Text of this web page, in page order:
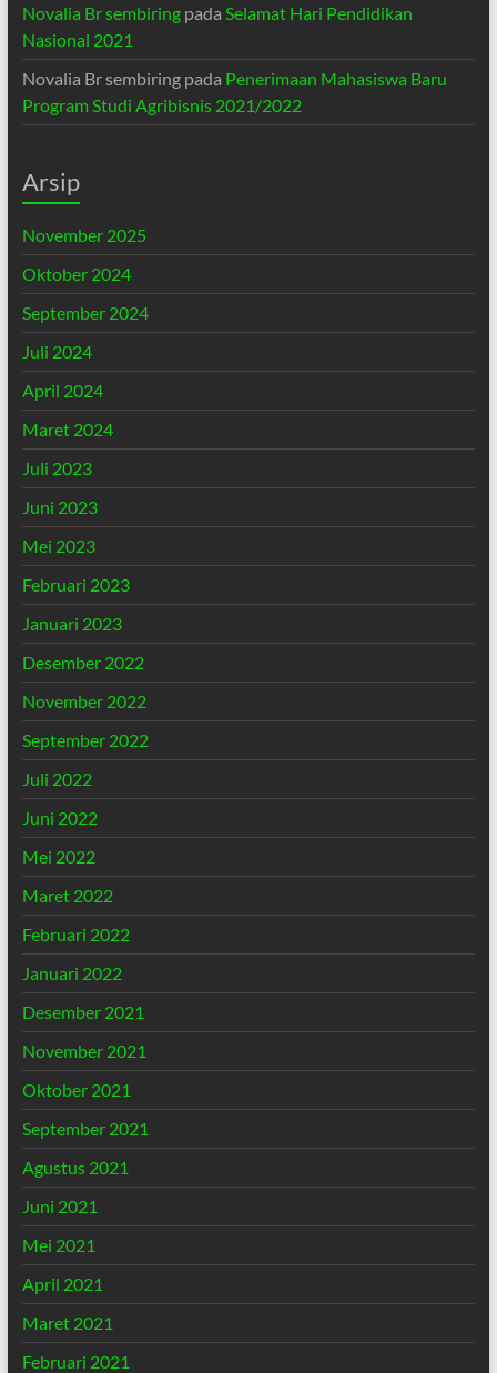
Novalia Br sembiringpada Selamat Hari Pendidikan
Nasional 2021
Novalia Br sembiringpada Penerimaan Mahasiswa Baru
Program Studi Agribisnis 2021/2022
Arsip
November 2025
Oktober 2024
September 2024
Juli 2024
April 2024
Maret 2024
Juli 2023
Juni 2023
Mei 2023
Februari 2023
Januari 2023
Desember 2022
November 2022
September 2022
Juli 2022
Juni 2022
Mei 2022
Maret 2022
Februari 2022
Januari 2022
Desember 2021
November 2021
Oktober 2021
September 2021
Agustus 2021
Juni 2021
Mei 2021
April 2021
Maret 2021
Februari 2021